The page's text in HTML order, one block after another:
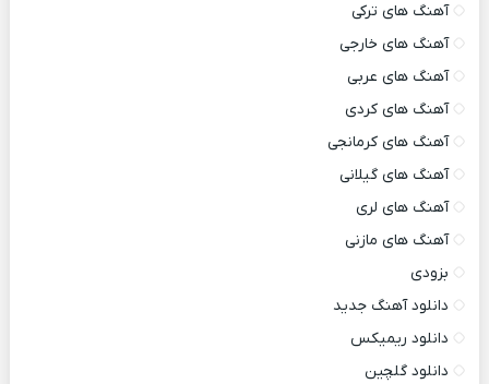
آهنگ های ترکی
آهنگ های خارجی
آهنگ های عربی
آهنگ های کردی
آهنگ های کرمانجی
آهنگ های گیلانی
آهنگ های لری
آهنگ های مازنی
بزودی
دانلود آهنگ جدید
دانلود ریمیکس
دانلود گلچین